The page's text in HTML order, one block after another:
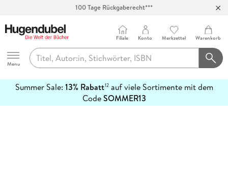
100 Tage Rückgaberecht***
Hugendubel
Menu
Filiale Konto Merkzettel Warenkorb
Summer Sale: 13% Rabatt12auf viele Sortimente mit dem
CodeSOMMER13
erfahren